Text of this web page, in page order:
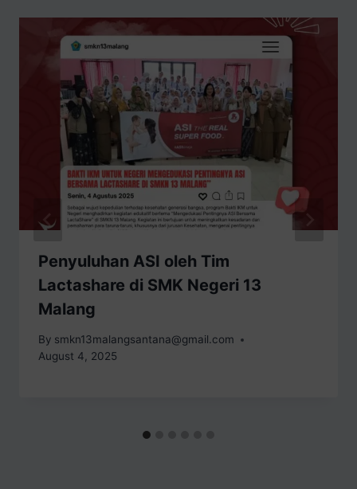
Penyuluhan ASI oleh Tim
Lactashare di SMK Negeri 13
Malang
By smkn13malangsantana@gmail.com
August 4, 2025